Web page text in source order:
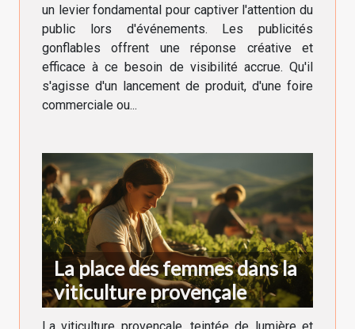
un levier fondamental pour captiver l'attention du
public lors d'événements. Les publicités
gonflables offrent une réponse créative et
efficace à ce besoin de visibilité accrue. Qu'il
s'agisse d'un lancement de produit, d'une foire
commerciale ou...
La place des femmes dans la
viticulture provençale